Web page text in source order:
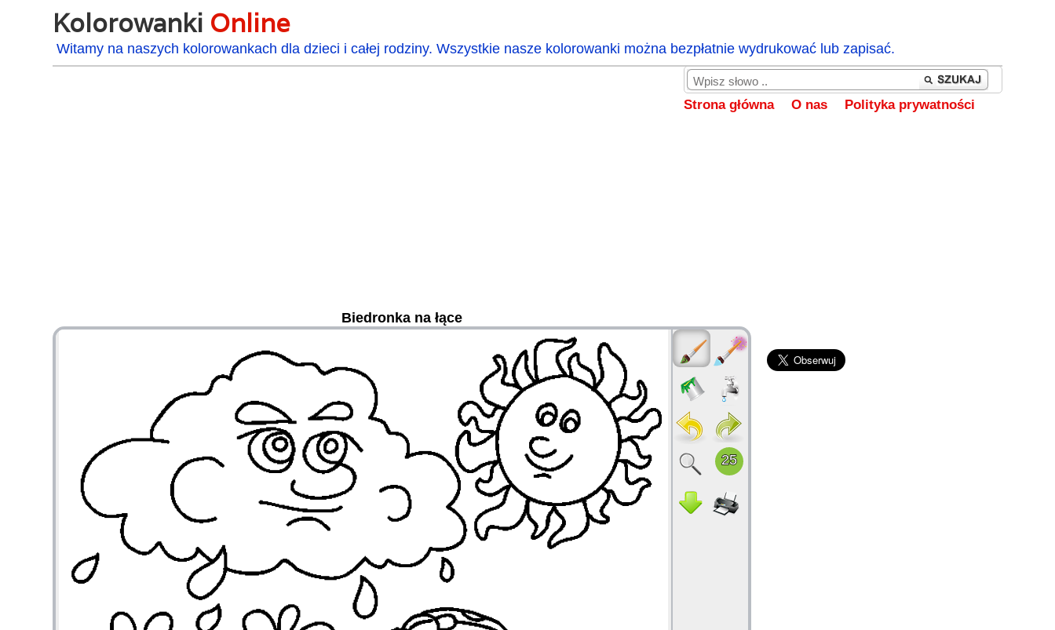
Kolorowanki Online
Witamy na naszych kolorowankach dla dzieci i całej rodziny. Wszystkie nasze kolorowanki można bezpłatnie wydrukować lub zapisać.
Strona główna O nas Polityka prywatności
Biedronka na łące